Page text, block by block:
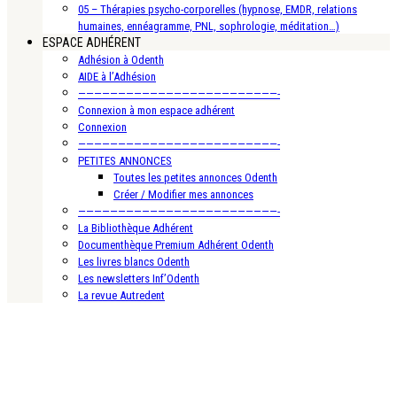
05 – Thérapies psycho-corporelles (hypnose, EMDR, relations
humaines, ennéagramme, PNL, sophrologie, méditation…)
ESPACE ADHÉRENT
Adhésion à Odenth
AIDE à l’Adhésion
—————————————————————————-
Connexion à mon espace adhérent
Connexion
—————————————————————————-
PETITES ANNONCES
Toutes les petites annonces Odenth
Créer / Modifier mes annonces
—————————————————————————-
La Bibliothèque Adhérent
Documenthèque Premium Adhérent Odenth
Les livres blancs Odenth
Les newsletters Inf’Odenth
La revue Autredent